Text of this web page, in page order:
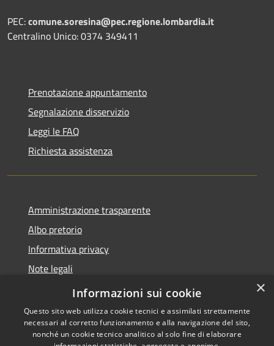
PEC:comune.soresina@pec.regione.lombardia.it
Centralino Unico: 0374 349411
Prenotazione appuntamento
Segnalazione disservizio
Leggi le FAQ
Richiesta assistenza
Amministrazione trasparente
Albo pretorio
Informativa privacy
Note legali
Dichiarazione di accessibilità
×
Informazioni sui cookie
Questo sito web utilizza cookie tecnici e assimilati strettamente
necessari al corretto funzionamento e alla navigazione del sito,
nonché un cookie tecnico analitico al solo fine di elaborare